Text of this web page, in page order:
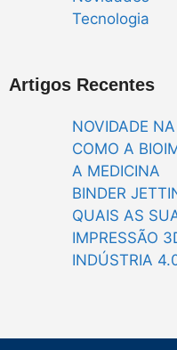
Tecnologia
Artigos Recentes
NOVIDADE
COMO A
A MEDICINA
BINDER
QUAIS AS
IMPRESSÃO
INDÚSTRIA